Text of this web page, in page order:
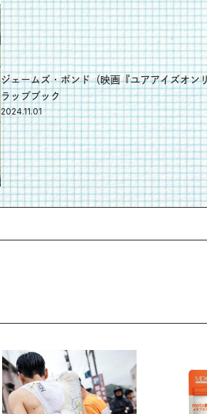
ジェームズ・ボンド（映画『ユアアイズオン
ラップブック
2024.11.01